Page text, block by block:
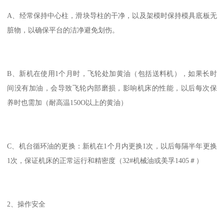
A、经常保持中心柱，滑块导柱的干净，以及架模时保持模具底板无
脏物，以确保平台的洁净避免划伤。
B、新机在使用1个月时，飞轮处加黄油（包括送料机），如果长时
间没有加油，会导致飞轮内部磨损，影响机床的性能，以后每次保
养时也需加（耐高温150O以上的黄油）
C、机台循环油的更换：新机在1个月内更换1次，以后每隔半年更换
1次，保证机床的正常运行和精密度（32#机械油或美孚1405＃）
2、操作安全